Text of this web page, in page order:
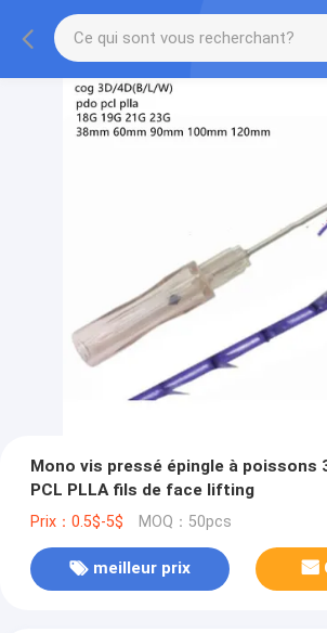
Mono vis pressé épingle à poissons
PCL PLLA fils de face lifting
Prix：0.5$-5$ MOQ：50pcs
meilleur prix